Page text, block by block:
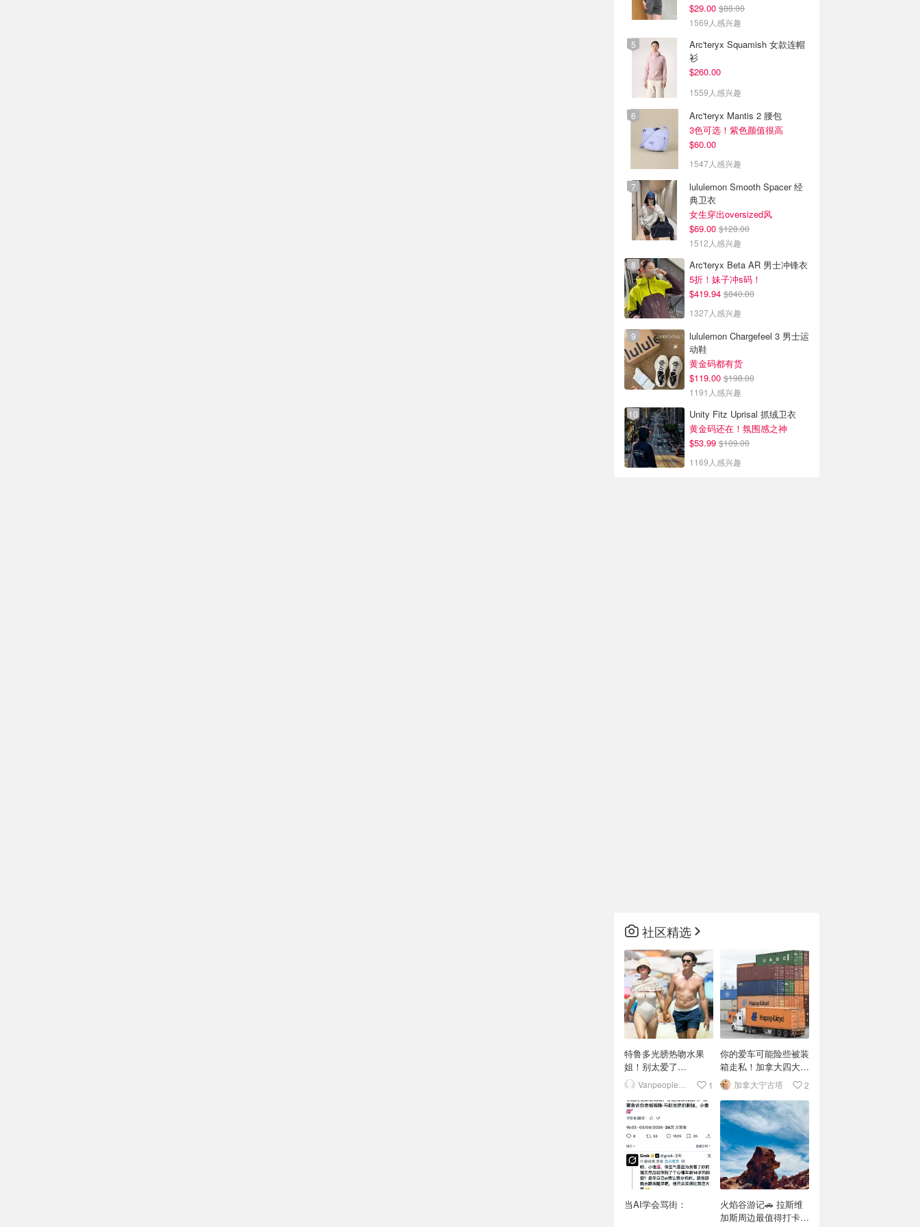
$29.00 $88.00
1569人感兴趣
Arc'teryx Squamish 女款连帽
衫
$260.00
1559人感兴趣
Arc'teryx Mantis 2 腰包
3色可选！紫色颜值很高
$60.00
1547人感兴趣
lululemon Smooth Spacer 经
典卫衣
女生穿出oversized风
$69.00 $128.00
1512人感兴趣
Arc'teryx Beta AR 男士冲锋衣
5折！妹子冲s码！
$419.94 $840.00
1327人感兴趣
lululemon Chargefeel 3 男士运
动鞋
黄金码都有货
$119.00 $198.00
1191人感兴趣
Unity Fitz Uprisal 抓绒卫衣
黄金码还在！氛围感之神
$53.99 $109.00
1169人感兴趣
社区精选
特鲁多光膀热吻水果
姐！别太爱了…
1
你的爱车可能险些被装
箱走私！加拿大四大港
口截获近400辆豪车
加拿大宁古塔 2
当AI学会骂街：
火焰谷游记🚗 拉斯维
加斯周边最值得打卡的